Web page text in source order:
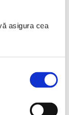
asigura cea